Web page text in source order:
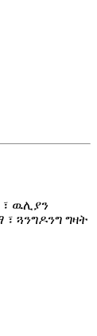
፣ ዉሊያን
ጓንግዶንግ ግዛት